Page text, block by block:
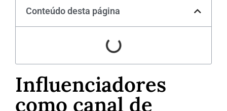
Conteúdo desta página
Influenciadores
como canal de